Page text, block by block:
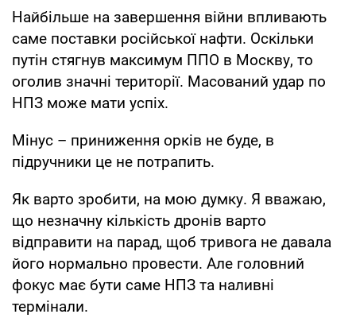
Найбільше на завершення війни впливають
саме поставки російської нафти. Оскільки
путін стягнув максимум ППО в Москву, то
оголив значні території. Масований удар по
НПЗ може мати успіх.
Мінус – приниження орків не буде, в
підручники це не потрапить.
Як варто зробити, на мою думку. Я вважаю,
що незначну кількість дронів варто
відправити на парад, щоб тривога не давала
його нормально провести. Але головний
фокус має бути саме НПЗ та наливні
термінали.